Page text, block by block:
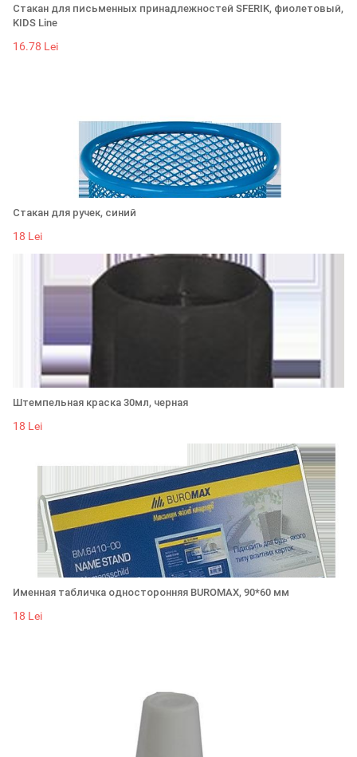
Стакан для письменных принадлежностей SFERIK, фиолетовый,
KIDS Line
16.78 Lei
Стакан для ручек, синий
18 Lei
Штемпельная краска 30мл, черная
18 Lei
Именная табличка односторонняя BUROMAX, 90*60 мм
18 Lei